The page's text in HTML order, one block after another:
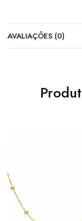
AVALIAÇÕES (0)